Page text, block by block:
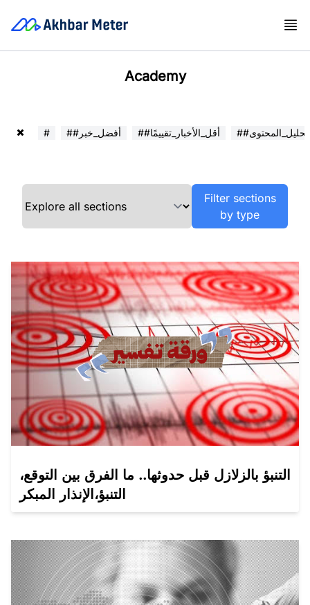
Academy
# ##أفضل_خبر ##أقل_الأخبار_تقييمًا ##تحليل_المحتوى
Filter sections
by type
التنبؤ بالزلازل قبل حدوثها.. ما الفرق بين التوقع،
التنبؤ،الإنذار المبكر